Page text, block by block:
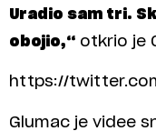
Uradio sam tri.
obojio,“ otkrio je
https://
Glumac je videe